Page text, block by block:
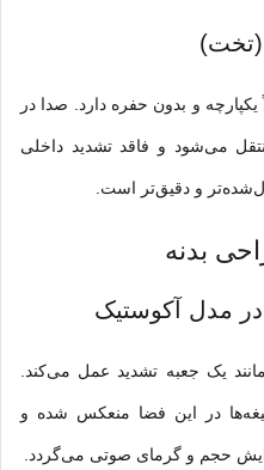
یکپارچه و بدون حفره دارد. صدا در
می‌شود و فاقد تشدید داخلی
و دقیق‌تر است.
یک جعبه تشدید عمل می‌کند.
در این فضا منعکس شده و
حجم و گرمای صوتی می‌گردد.